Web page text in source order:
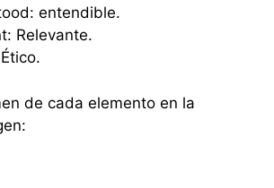
entendible.
Relevante.
de cada elemento en la